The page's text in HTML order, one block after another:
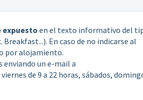
expuesto en el texto informativo del
En caso de no indicarse al
por alojamiento.
enviando un e-mail a
de 9 a 22 horas, sábados,